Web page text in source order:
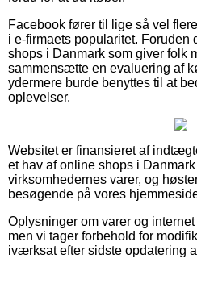
Facebook fører til lige så vel
i e-firmaets popularitet. Foruden
shops i Danmark som giver folk
sammensætte en evaluering af
ydermere burde benyttes til at
oplevelser.
Websitet er finansieret af
et hav af online shops i
virksomhedernes varer, og
besøgende på vores
Oplysninger om varer og
men vi tager forbehold for
iværksat efter sidste opdatering